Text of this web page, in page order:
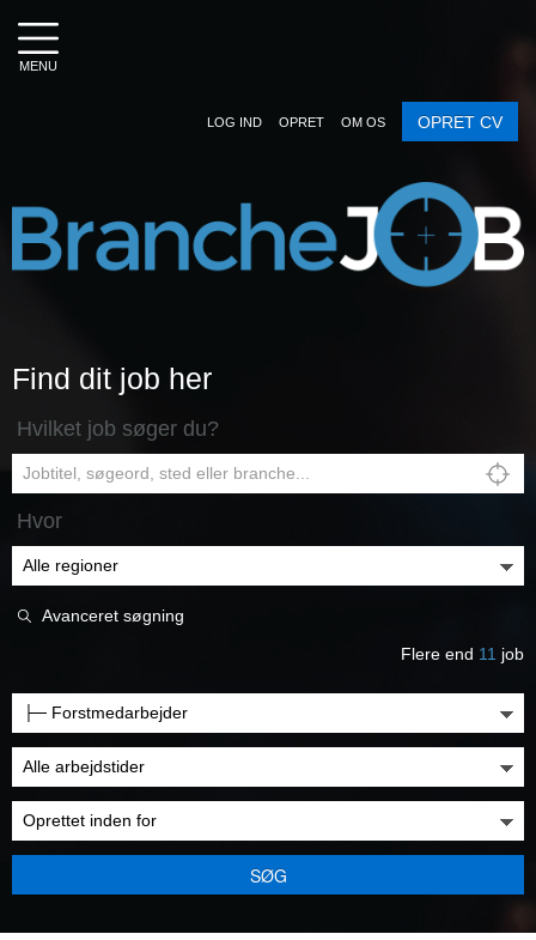
MENU
LOG IND OPRET OM OS OPRET CV
Find dit job her
Hvilket job søger du?
Hvor
Avanceret søgning
Flere end 11 job
SØG